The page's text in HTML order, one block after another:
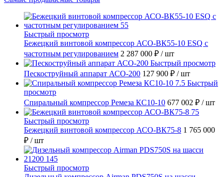
Быстрый просмотр
Бежецкий винтовой компрессор АСО-ВК55-10 ESQ с
частотным регулированием 2 287 000 ₽ / шт
Быстрый просмотр
Пескоструйный аппарат АСО-200 127 900 ₽ / шт
Быстрый
просмотр
Спиральный компрессор Ремеза КС10-10 677 002 ₽ / шт
Быстрый просмотр
Бежецкий винтовой компрессор АСО-ВК75-8 1 765 000
₽ / шт
Быстрый просмотр